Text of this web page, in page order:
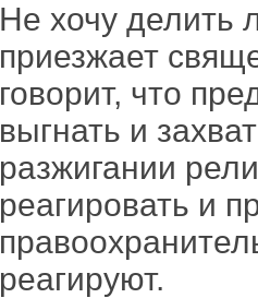
Не хочу делить
приезжает
говорит, что
выгнать и
разжигании
реагировать и
реагируют.